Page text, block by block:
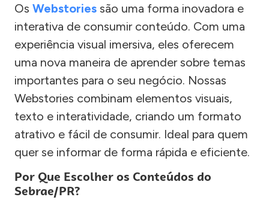
Os Webstories são uma forma inovadora e
interativa de consumir conteúdo. Com uma
experiência visual imersiva, eles oferecem
uma nova maneira de aprender sobre temas
importantes para o seu negócio. Nossas
Webstories combinam elementos visuais,
texto e interatividade, criando um formato
atrativo e fácil de consumir. Ideal para quem
quer se informar de forma rápida e eficiente.
Por Que Escolher os Conteúdos do
Sebrae/PR?